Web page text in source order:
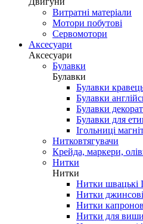
Витратні матеріали
Мотори побутові
Сервомотори
Аксесуари
Аксесуари
Булавки
Булавки
Булавки
Булавки
Булавки
Булавки для
Ігольниці
Нитковтягувачи
Крейда, маркери,
Нитки
Нитки
Нитки швацькі
Нитки джинсові
Нитки
Нитки для